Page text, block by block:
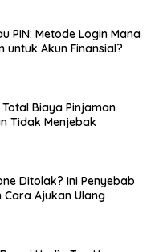
PIN: Metode Login Mana
untuk Akun Finansial?
Biaya Pinjaman
Tidak Menjebak
Ditolak? Ini Penyebab
Cara Ajukan Ulang